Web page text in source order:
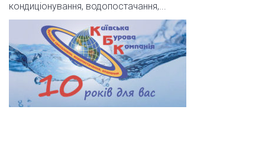
кондиціонування, водопостачання,...